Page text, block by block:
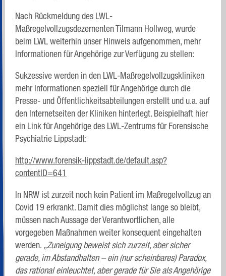
Nach Rückmeldung des LWL-
Maßregelvollzugsdezernenten Tilmann Hollweg, wurde
beim LWL weiterhin unser Hinweis aufgenommen, mehr
Informationen für Angehörige zur Verfügung zu stellen:
Sukzessive werden in den LWL-Maßregelvollzugskliniken
mehr Informationen speziell für Angehörige durch die
Presse- und Öffentlichkeitsabteilungen erstellt und u.a. auf
den Internetseiten der Kliniken hinterlegt. Beispielhaft hier
ein Link für Angehörige des LWL-Zentrums für Forensische
Psychiatrie Lippstadt:
http://www.forensik-lippstadt.de/default.asp?
contentID=641
In NRW ist zurzeit noch kein Patient im Maßregelvollzug an
Covid 19 erkrankt. Damit dies möglichst lange so bleibt,
müssen nach Aussage der Verantwortlichen, alle
vorgegeben Maßnahmen weiter konsequent eingehalten
werden. „Zuneigung beweist sich zurzeit, aber sicher
gerade, im Abstandhalten – ein (nur scheinbares) Paradox,
das rational einleuchtet, aber gerade für Sie als Angehörige